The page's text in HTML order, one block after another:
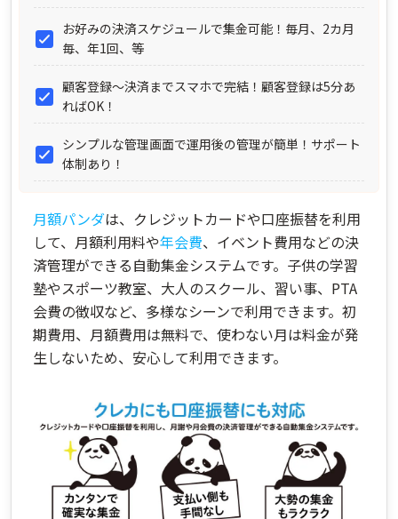
お好みの決済スケジュールで集金可能！毎月、2カ月
毎、年1回、等
顧客登録～決済までスマホで完結！顧客登録は5分あ
ればOK！
シンプルな管理画面で運用後の管理が簡単！サポート
体制あり！
月額パンダは、クレジットカードや口座振替を利用
して、月額利用料や年会費、イベント費用などの決
済管理ができる自動集金システムです。子供の学習
塾やスポーツ教室、大人のスクール、習い事、PTA
会費の徴収など、多様なシーンで利用できます。初
期費用、月額費用は無料で、使わない月は料金が発
生しないため、安心して利用できます。